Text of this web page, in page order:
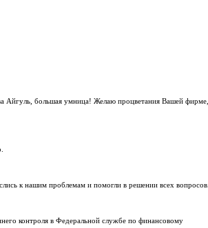
Айгуль, большая умница! Желаю процветания Вашей фирме,
к нашим проблемам и помогли в решении всех вопросов.
контроля в Федеральной службе по финансовому